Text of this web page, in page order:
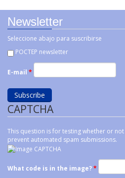
Newsletter
Seleccione abajo para suscribirse
POCTEP newsletter
E-mail *
CAPTCHA
This question is for testing whether or
prevent automated spam submissions.
What code is in the image?*